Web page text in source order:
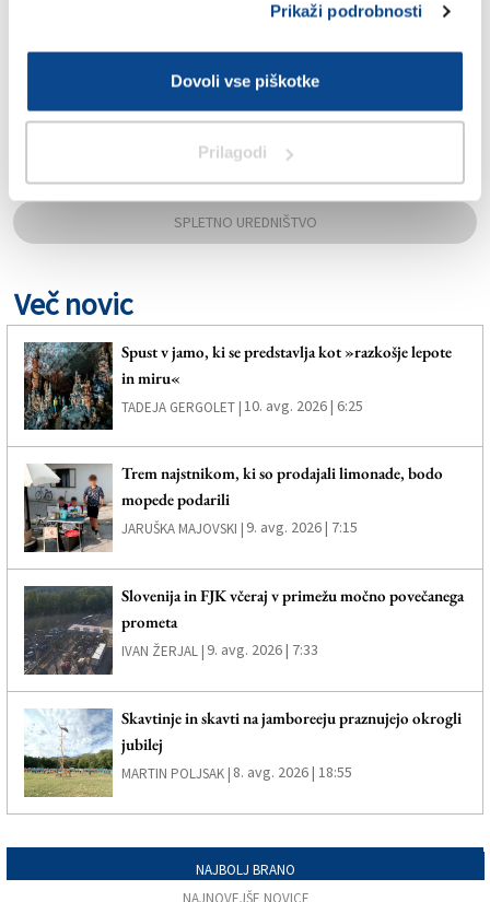
Prikaži podrobnosti
Dovoli vse piškotke
Prilagodi
KULTURA
MANJŠINE
NOVA GORICA
SPLETNO UREDNIŠTVO
Več novic
Spust v jamo, ki se predstavlja kot »razkošje lepote
in miru«
TADEJA GERGOLET | 10. avg. 2026 | 6:25
Trem najstnikom, ki so prodajali limonade, bodo
mopede podarili
JARUŠKA MAJOVSKI | 9. avg. 2026 | 7:15
Slovenija in FJK včeraj v primežu močno povečanega
prometa
IVAN ŽERJAL | 9. avg. 2026 | 7:33
Skavtinje in skavti na jamboreeju praznujejo okrogli
jubilej
MARTIN POLJSAK | 8. avg. 2026 | 18:55
NAJBOLJ BRANO
NAJNOVEJŠE NOVICE